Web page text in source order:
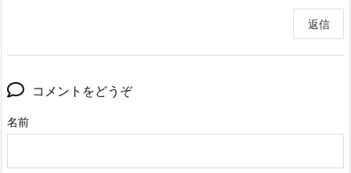
返信
コメントをどうぞ
名前